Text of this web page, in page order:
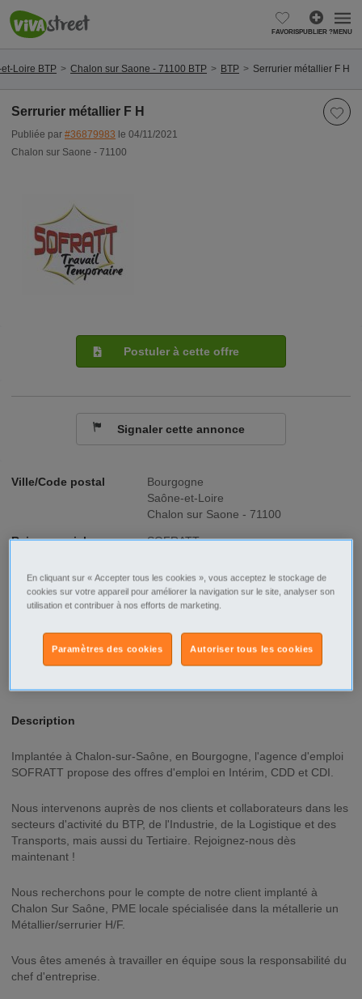
FAVORISPUBLIER ?MENU
Loire BTP Chalon sur Saone - 71100 BTP BTP Serrurier métallier F H
Serrurier métallier F H
Publiée par #36879983 le 04/11/2021
Chalon sur Saone - 71100
Ville/Code postal
Bourgogne
Saône-et-Loire
Chalon sur Saone - 71100
Raison sociale SOFRATT
No SIREN 500746268
Fonction BTP
Description
Implantée à Chalon-sur-Saône, en Bourgogne, l'agence d'emploi
SOFRATT propose des offres d'emploi en Intérim, CDD et CDI.
Nous intervenons auprès de nos clients et collaborateurs dans les
secteurs d'activité du BTP, de l'Industrie, de la Logistique et des
Transports, mais aussi du Tertiaire. Rejoignez-nous dès
maintenant !
Nous recherchons pour le compte de notre client implanté à
Chalon Sur Saône, PME locale spécialisée dans la métallerie un
Métallier/serrurier H/F.
Vous êtes amenés à travailler en équipe sous la responsabilité du
chef d'entreprise.
Postuler à cette offre
Signaler cette annonce
En cliquant sur « Accepter tous les cookies », vous acceptez le stockage de
cookies sur votre appareil pour améliorer la navigation sur le site, analyser son
utilisation et contribuer à nos efforts de marketing.
Autoriser tous les cookies
Paramètres des cookies